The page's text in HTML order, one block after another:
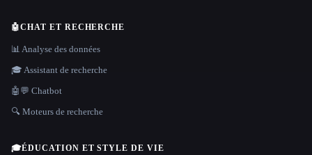
🤖CHAT ET RECHERCHE
📊 Analyse des données
🎓 Assistant de recherche
🤖💬 Chatbot
🔍 Moteurs de recherche
🎓ÉDUCATION ET STYLE DE VIE